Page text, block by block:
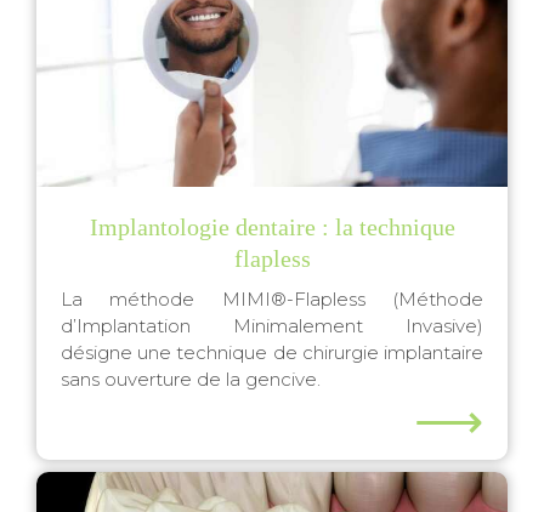
Implantologie dentaire : la technique
flapless
La méthode MIMI®-Flapless (Méthode
d’Implantation Minimalement Invasive)
désigne une technique de chirurgie implantaire
sans ouverture de la gencive.
⟶